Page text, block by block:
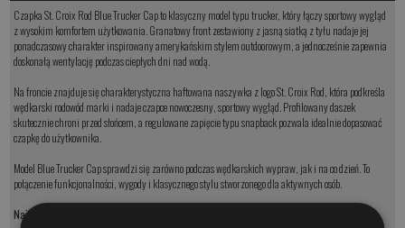
Czapka St. Croix Rod Blue Trucker Cap to klasyczny model typu trucker, który łączy sportowy wygląd
z wysokim komfortem użytkowania. Granatowy front zestawiony z jasną siatką z tyłu nadaje jej
ponadczasowy charakter inspirowany amerykańskim stylem outdoorowym, a jednocześnie zapewnia
doskonałą wentylację podczas ciepłych dni nad wodą.
Na froncie znajduje się charakterystyczna haftowana naszywka z logo St. Croix Rod, która podkreśla
wędkarski rodowód marki i nadaje czapce nowoczesny, sportowy wygląd. Profilowany daszek
skutecznie chroni przed słońcem, a regulowane zapięcie typu snapback pozwala idealnie dopasować
czapkę do użytkownika.
Model Blue Trucker Cap sprawdzi się zarówno podczas wędkarskich wypraw, jak i na co dzień. To
połączenie funkcjonalności, wygody i klasycznego stylu stworzonego dla aktywnych osób.
Najważniejsze cechy: